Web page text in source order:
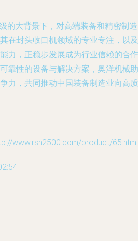
的大背景下，对高端装备和精密制
在封头收口机领域的专业专注，以及
力，正稳步发展成为行业信赖的合作
靠性的设备与解决方案，奥洋机械助
力，共同推动中国装备制造业向高质
www.rsn2500.com/product/65.html